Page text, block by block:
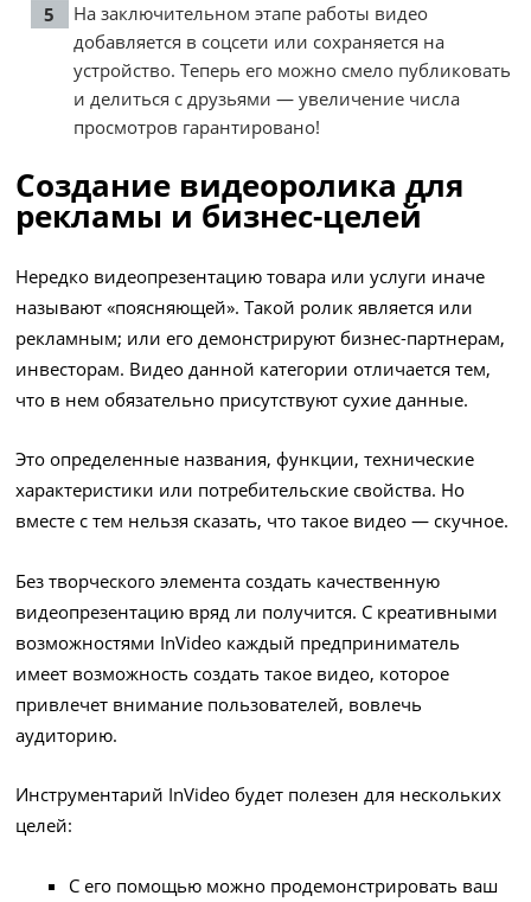
На заключительном этапе работы видео
добавляется в соцсети или сохраняется на
устройство. Теперь его можно смело публиковать
и делиться с друзьями — увеличение числа
просмотров гарантировано!
Создание видеоролика для
рекламы и бизнес-целей
Нередко видеопрезентацию товара или услуги иначе
называют «поясняющей». Такой ролик является или
рекламным; или его демонстрируют бизнес-партнерам,
инвесторам. Видео данной категории отличается тем,
что в нем обязательно присутствуют сухие данные.
Это определенные названия, функции, технические
характеристики или потребительские свойства. Но
вместе с тем нельзя сказать, что такое видео — скучное.
Без творческого элемента создать качественную
видеопрезентацию вряд ли получится. С креативными
возможностями InVideo каждый предприниматель
имеет возможность создать такое видео, которое
привлечет внимание пользователей, вовлечь
аудиторию.
Инструментарий InVideo будет полезен для нескольких
целей:
С его помощью можно продемонстрировать ваш